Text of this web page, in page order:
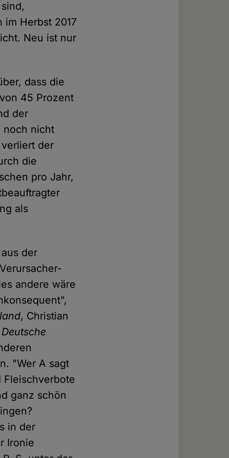
Herbst 2017
Neu ist nur
dass die
45 Prozent
der
noch nicht
der
die
pro Jahr,
als
der
andere wäre
, Christian
Deutsche
"Wer A sagt
Fleischverbote
ganz schön
in der
Ironie